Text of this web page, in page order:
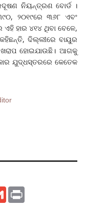
ନିୟନ୍ତ୍ରଣ ବୋର୍ଡ ।
୨୦୧୯ରେ ୩୬୮ ଏବଂ
ଏହି ହାର ୪୧୪ ଥିବା ବେଳେ,
କହିଛନ୍ତି, ଦିଲ୍ଲୀରେ ବାୟୁର
ହୋଇଯାଉଛି। ଆଗକୁ
ଯୁଦ୍ଧସ୍ତରରେ କେତେକ
Gmail